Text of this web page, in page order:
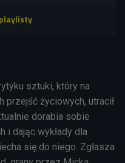
sztuki, który na
przejść życiowych, utracił
dorabia sobie
i dając wykłady dla
się do niego. Zgłasza